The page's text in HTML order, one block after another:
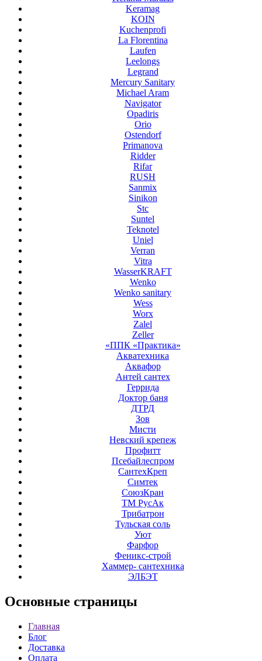
Keramag
KOIN
Kuchenprofi
La Florentina
Laufen
Leelongs
Legrand
Mercury Sanitary
Michael Aram
Navigator
Opadiris
Orio
Ostendorf
Primanova
Ridder
Rifar
RUSH
Sanmix
Sinikon
Stc
Suntel
Teknotel
Uniel
Verran
Vitra
WasserKRAFT
Wenko
Wenko sanitary
Wess
Worx
Zalel
Zeller
«ППК «Практика»
Акватехника
Аквафор
Антей сантех
Геррида
Доктор баня
ДТРД
Зов
Мисти
Невский крепеж
Профитт
Псебайлеспром
СантехКреп
Симтек
СоюзКран
ТМ РусАк
Трибатрон
Тульская соль
Уют
Фарфор
Феникс-строй
Хаммер- сантехника
ЭЛБЭТ
Основные страницы
Главная
Блог
Доставка
Оплата